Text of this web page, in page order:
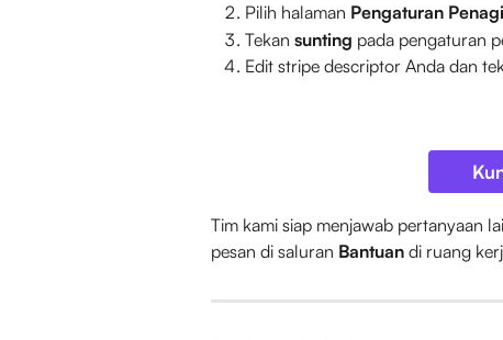
Pilih halaman Pengaturan
Tekan sunting pada pengaturan
Edit stripe descriptor Anda dan
Tim kami siap menjawab pertanyaan
pesan di saluran Bantuan di ruang